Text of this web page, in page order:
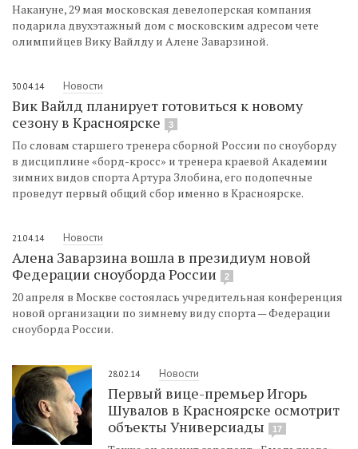
Накануне, 29 мая московская девелоперская компания
подарила двухэтажный дом с московским адресом чете
олимпийцев Вику Вайлду и Алене Заварзиной.
30.04.14 Новости
Вик Вайлд планирует готовиться к новому
сезону в Красноярске
3
По словам старшего тренера сборной России по сноуборду
в дисциплине «борд-кросс» и тренера краевой Академии
зимних видов спорта Артура Злобина, его подопечные
проведут первый общий сбор именно в Красноярске.
21.04.14 Новости
Алена Заварзина вошла в президиум новой
Федерации сноуборда России
2
20 апреля в Москве состоялась учредительная конференция
новой организации по зимнему виду спорта — Федерации
сноуборда России.
28.02.14 Новости
Первый вице-премьер Игорь
Шувалов в Красноярске осмотрит
объекты Универсиады
17